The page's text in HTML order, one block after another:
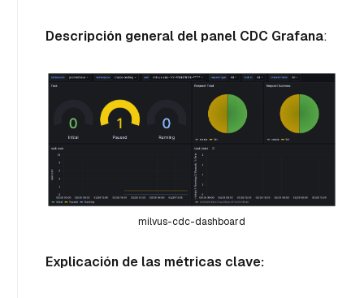
Descripción general del panel CDC Grafana:
milvus-cdc-dashboard
Explicación de las métricas clave: